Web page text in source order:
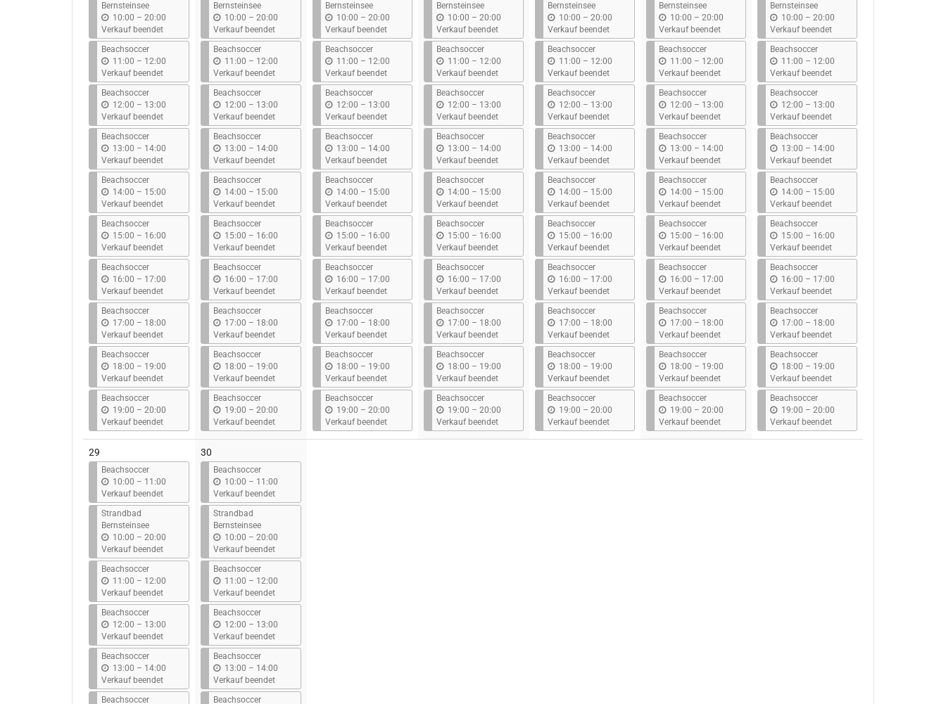
Bernsteinsee
10:00 – b
i
s
20:00
Verkauf beendet
Beachsoccer
11:00 – b
i
s
12:00
Verkauf beendet
Beachsoccer
12:00 – b
i
s
13:00
Verkauf beendet
Beachsoccer
13:00 – b
i
s
14:00
Verkauf beendet
Beachsoccer
14:00 – b
i
s
15:00
Verkauf beendet
Beachsoccer
15:00 – b
i
s
16:00
Verkauf beendet
Beachsoccer
16:00 – b
i
s
17:00
Verkauf beendet
Beachsoccer
17:00 – b
i
s
18:00
Verkauf beendet
Beachsoccer
18:00 – b
i
s
19:00
Verkauf beendet
Beachsoccer
19:00 – b
i
s
20:00
Verkauf beendet
Bernsteinsee
10:00 – b
i
s
20:00
Verkauf beendet
Beachsoccer
11:00 – b
i
s
12:00
Verkauf beendet
Beachsoccer
12:00 – b
i
s
13:00
Verkauf beendet
Beachsoccer
13:00 – b
i
s
14:00
Verkauf beendet
Beachsoccer
14:00 – b
i
s
15:00
Verkauf beendet
Beachsoccer
15:00 – b
i
s
16:00
Verkauf beendet
Beachsoccer
16:00 – b
i
s
17:00
Verkauf beendet
Beachsoccer
17:00 – b
i
s
18:00
Verkauf beendet
Beachsoccer
18:00 – b
i
s
19:00
Verkauf beendet
Beachsoccer
19:00 – b
i
s
20:00
Verkauf beendet
Bernsteinsee
10:00 – b
i
s
20:00
Verkauf beendet
Beachsoccer
11:00 – b
i
s
12:00
Verkauf beendet
Beachsoccer
12:00 – b
i
s
13:00
Verkauf beendet
Beachsoccer
13:00 – b
i
s
14:00
Verkauf beendet
Beachsoccer
14:00 – b
i
s
15:00
Verkauf beendet
Beachsoccer
15:00 – b
i
s
16:00
Verkauf beendet
Beachsoccer
16:00 – b
i
s
17:00
Verkauf beendet
Beachsoccer
17:00 – b
i
s
18:00
Verkauf beendet
Beachsoccer
18:00 – b
i
s
19:00
Verkauf beendet
Beachsoccer
19:00 – b
i
s
20:00
Verkauf beendet
Bernsteinsee
10:00 – b
i
s
20:00
Verkauf beendet
Beachsoccer
11:00 – b
i
s
12:00
Verkauf beendet
Beachsoccer
12:00 – b
i
s
13:00
Verkauf beendet
Beachsoccer
13:00 – b
i
s
14:00
Verkauf beendet
Beachsoccer
14:00 – b
i
s
15:00
Verkauf beendet
Beachsoccer
15:00 – b
i
s
16:00
Verkauf beendet
Beachsoccer
16:00 – b
i
s
17:00
Verkauf beendet
Beachsoccer
17:00 – b
i
s
18:00
Verkauf beendet
Beachsoccer
18:00 – b
i
s
19:00
Verkauf beendet
Beachsoccer
19:00 – b
i
s
20:00
Verkauf beendet
Bernsteinsee
10:00 – b
i
s
20:00
Verkauf beendet
Beachsoccer
11:00 – b
i
s
12:00
Verkauf beendet
Beachsoccer
12:00 – b
i
s
13:00
Verkauf beendet
Beachsoccer
13:00 – b
i
s
14:00
Verkauf beendet
Beachsoccer
14:00 – b
i
s
15:00
Verkauf beendet
Beachsoccer
15:00 – b
i
s
16:00
Verkauf beendet
Beachsoccer
16:00 – b
i
s
17:00
Verkauf beendet
Beachsoccer
17:00 – b
i
s
18:00
Verkauf beendet
Beachsoccer
18:00 – b
i
s
19:00
Verkauf beendet
Beachsoccer
19:00 – b
i
s
20:00
Verkauf beendet
Bernsteinsee
10:00 – b
i
s
20:00
Verkauf beendet
Beachsoccer
11:00 – b
i
s
12:00
Verkauf beendet
Beachsoccer
12:00 – b
i
s
13:00
Verkauf beendet
Beachsoccer
13:00 – b
i
s
14:00
Verkauf beendet
Beachsoccer
14:00 – b
i
s
15:00
Verkauf beendet
Beachsoccer
15:00 – b
i
s
16:00
Verkauf beendet
Beachsoccer
16:00 – b
i
s
17:00
Verkauf beendet
Beachsoccer
17:00 – b
i
s
18:00
Verkauf beendet
Beachsoccer
18:00 – b
i
s
19:00
Verkauf beendet
Beachsoccer
19:00 – b
i
s
20:00
Verkauf beendet
Bernsteinsee
10:00 – b
i
s
20:00
Verkauf beendet
Beachsoccer
11:00 – b
i
s
12:00
Verkauf beendet
Beachsoccer
12:00 – b
i
s
13:00
Verkauf beendet
Beachsoccer
13:00 – b
i
s
14:00
Verkauf beendet
Beachsoccer
14:00 – b
i
s
15:00
Verkauf beendet
Beachsoccer
15:00 – b
i
s
16:00
Verkauf beendet
Beachsoccer
16:00 – b
i
s
17:00
Verkauf beendet
Beachsoccer
17:00 – b
i
s
18:00
Verkauf beendet
Beachsoccer
18:00 – b
i
s
19:00
Verkauf beendet
Beachsoccer
19:00 – b
i
s
20:00
Verkauf beendet
29
Beachsoccer
10:00 – b
i
s
11:00
Verkauf beendet
Strandbad
Bernsteinsee
10:00 – b
i
s
20:00
Verkauf beendet
Beachsoccer
11:00 – b
i
s
12:00
Verkauf beendet
Beachsoccer
12:00 – b
i
s
13:00
Verkauf beendet
Beachsoccer
13:00 – b
i
s
14:00
Verkauf beendet
Beachsoccer
30
Beachsoccer
10:00 – b
i
s
11:00
Verkauf beendet
Strandbad
Bernsteinsee
10:00 – b
i
s
20:00
Verkauf beendet
Beachsoccer
11:00 – b
i
s
12:00
Verkauf beendet
Beachsoccer
12:00 – b
i
s
13:00
Verkauf beendet
Beachsoccer
13:00 – b
i
s
14:00
Verkauf beendet
Beachsoccer